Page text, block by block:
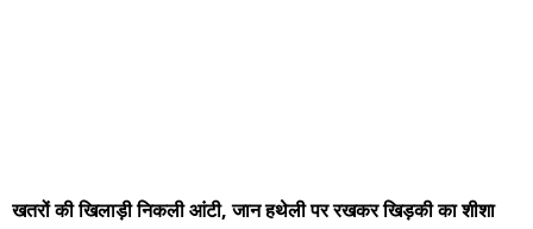
खतरों की खिलाड़ी निकली आंटी, जान हथेली पर रखकर खिड़की का शीशा